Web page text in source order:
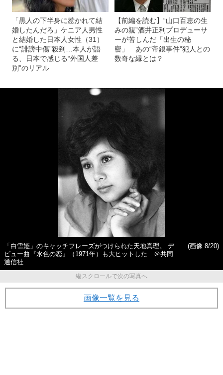
「黒人の下半身に惹かれて結
婚したんだろ」ケニア人男性
と結婚した日本人女性（31）
に“誹謗中傷”殺到…本人が語
る、日本で感じる“外国人差
別”のリアル
【前編を読む】“山口百恵の生
みの親”酒井正利プロデューサ
ーが苦しんだ「出生の秘
密」 あの“帝銀事件”犯人との
数奇な縁とは？
「白雪姫」のキャッチフレーズがつけられた天地真理。 デ
ビュー曲『水色の恋』（1971年）も大ヒットした ＠共同
通信社
(画像 8/20)
縦スクロールで次の写真へ
画像一覧を見る